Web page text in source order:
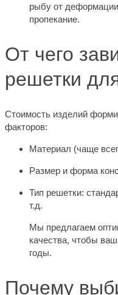
рыбу от
пропекание.
От чего
решетки
Стоимость изделий
факторов:
Материал (чаще
Размер и форма
Тип решетки:
т.д.
Мы предлагаем
качества, чтобы
годы.
Почему